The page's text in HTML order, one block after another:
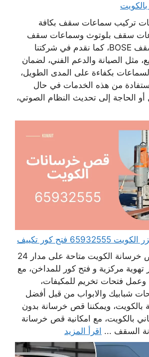
تركيب سماعات سقف بكافة
سقف بلوتوث وسماعات سقف
JPL وسماعات سقف BOSE، كما نقدم في شركتنا
مثل الصيانة والدعم الفني، لضمان
بكفاءة على المدى الطويل،
من هذه الخدمات في حال
الحاجة إلى تحديث النظام الصوتي،
فتح كور تكييف
خدمات شركة قص خرسانة الكويت متاحة على مدار 24
مركزية و فتح كور للمداخن، مع
وعمل فتحات تخريم للمكيفات،
شبابيك والابواب من قبل أفضل
ويمكننا قص خرسانة بدون
بالكويت، مع امكانية قص خرسانة
السقف ... اقرأ المزيد